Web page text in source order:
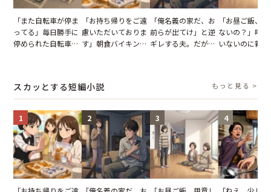
「また自転車が停ま
ってる」毎日勝手に
停められた自転車。
「お持ち帰りをご遠
慮いただいておりま
す」朝食バイキング
が一変
「俺名義の家だ、お
前らが出てけ」と逆
ギレする夫。だが、
「お昼ご飯、
ないの？」呼
いないのに新
スカッとする短編小説 もっと見る >
1 2 3 4